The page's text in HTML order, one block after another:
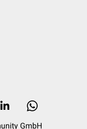
GmbH